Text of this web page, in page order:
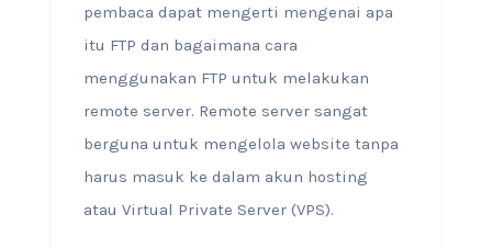
pembaca dapat mengerti mengenai apa
itu FTP dan bagaimana cara
menggunakan FTP untuk melakukan
remote server. Remote server sangat
berguna untuk mengelola website tanpa
harus masuk ke dalam akun hosting
atau Virtual Private Server (VPS).